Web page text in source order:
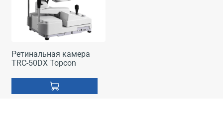
Ретинальная камера
TRC-50DX Topcon